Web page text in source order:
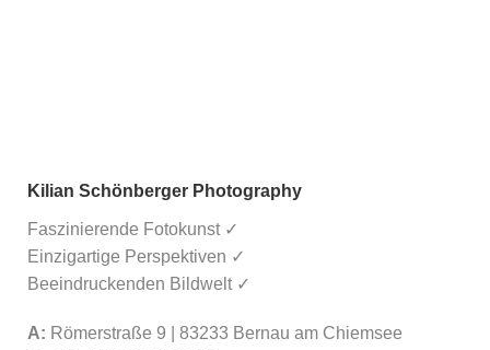
Kilian Schönberger Photography
Faszinierende Fotokunst ✓
Einzigartige Perspektiven ✓
Beeindruckenden Bildwelt ✓
A: Römerstraße 9 | 83233 Bernau am Chiemsee